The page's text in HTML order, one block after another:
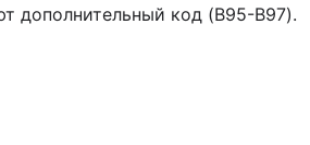
дополнительный код (B95-B97).